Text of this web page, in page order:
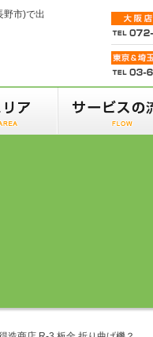
野市)で出